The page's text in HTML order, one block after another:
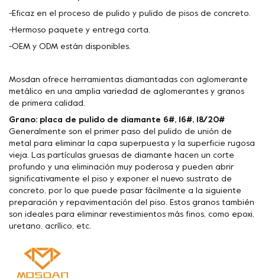
-Eficaz en el proceso de pulido y pulido de pisos de concreto.
-Hermoso paquete y entrega corta.
-OEM y ODM están disponibles.
Mosdan ofrece herramientas diamantadas con aglomerante
metálico en una amplia variedad de aglomerantes y granos
de primera calidad.
Grano: placa de pulido de diamante 6#, 16#, 18/20#
Generalmente son el primer paso del pulido de unión de
metal para eliminar la capa superpuesta y la superficie rugosa
vieja. Las partículas gruesas de diamante hacen un corte
profundo y una eliminación muy poderosa y pueden abrir
significativamente el piso y exponer el nuevo sustrato de
concreto, por lo que puede pasar fácilmente a la siguiente
preparación y repavimentación del piso. Estos granos también
son ideales para eliminar revestimientos más finos, como epoxi,
uretano, acrílico, etc.